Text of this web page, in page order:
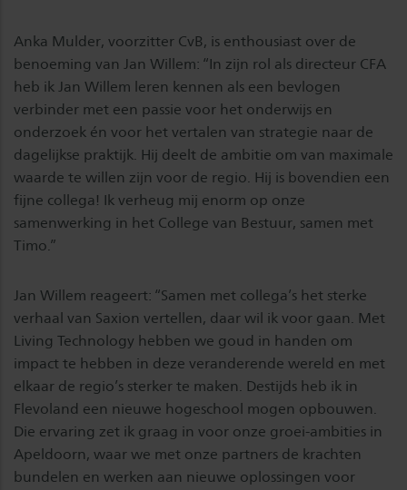
Anka Mulder, voorzitter CvB, is enthousiast over de
benoeming van Jan Willem: “In zijn rol als directeur CFA
heb ik Jan Willem leren kennen als een bevlogen
verbinder met een passie voor het onderwijs en
onderzoek én voor het vertalen van strategie naar de
dagelijkse praktijk. Hij deelt de ambitie om van maximale
waarde te willen zijn voor de regio. Hij is bovendien een
fijne collega! Ik verheug mij enorm op onze
samenwerking in het College van Bestuur, samen met
Timo.”
Jan Willem reageert: “Samen met collega’s het sterke
verhaal van Saxion vertellen, daar wil ik voor gaan. Met
Living Technology hebben we goud in handen om
impact te hebben in deze veranderende wereld en met
elkaar de regio’s sterker te maken. Destijds heb ik in
Flevoland een nieuwe hogeschool mogen opbouwen.
Die ervaring zet ik graag in voor onze groei-ambities in
Apeldoorn, waar we met onze partners de krachten
bundelen en werken aan nieuwe oplossingen voor